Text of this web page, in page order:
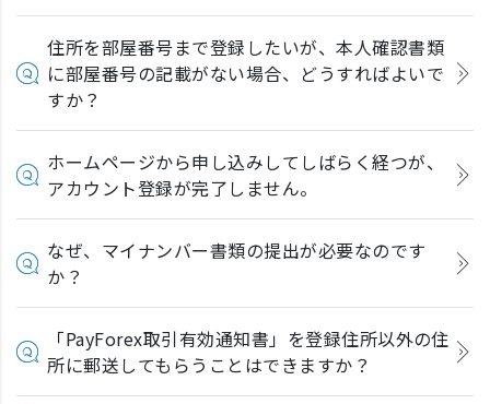
住所を部屋番号まで登録したいが、本人確認書類
に部屋番号の記載がない場合、どうすればよいで
すか？
ホームページから申し込みしてしばらく経つが、
アカウント登録が完了しません。
なぜ、マイナンバー書類の提出が必要なのです
か？
「PayForex取引有効通知書」を登録住所以外の住
所に郵送してもらうことはできますか？